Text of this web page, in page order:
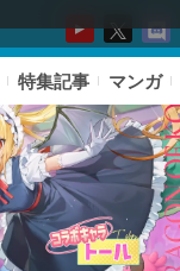
特集記事 マンガ